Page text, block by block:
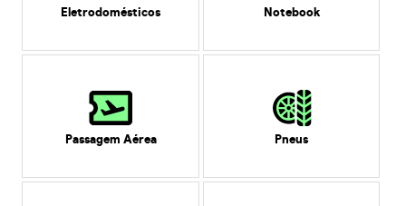
Eletrodomésticos Notebook
Passagem Aérea Pneus